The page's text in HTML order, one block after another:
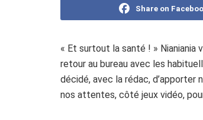
Share on
« Et surtout la santé ! » Nianiania
retour au bureau avec les
décidé, avec la rédac,
nos attentes, côté jeux vidéo,